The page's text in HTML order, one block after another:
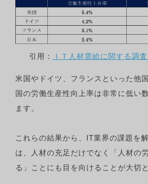
引用： ＩＴ人材需給に関する調
米国やドイツ、フランスといった他
国の労働生産性向上率は非常に低い
ます。
これらの結果から、IT業界の課題を
は、人材の充足だけでなく「人材の
る」ことにも目を向けることが大切